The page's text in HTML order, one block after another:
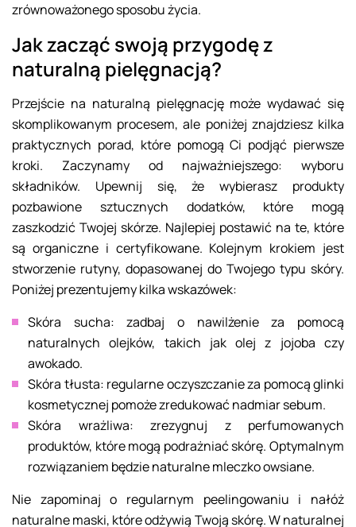
zrównoważonego sposobu życia.
Jak zacząć swoją przygodę z
naturalną pielęgnacją?
Przejście na naturalną pielęgnację może wydawać się
skomplikowanym procesem, ale poniżej znajdziesz kilka
praktycznych porad, które pomogą Ci podjąć pierwsze
kroki. Zaczynamy od najważniejszego: wyboru
składników. Upewnij się, że wybierasz produkty
pozbawione sztucznych dodatków, które mogą
zaszkodzić Twojej skórze. Najlepiej postawić na te, które
są organiczne i certyfikowane. Kolejnym krokiem jest
stworzenie rutyny, dopasowanej do Twojego typu skóry.
Poniżej prezentujemy kilka wskazówek:
Skóra sucha: zadbaj o nawilżenie za pomocą
naturalnych olejków, takich jak olej z jojoba czy
awokado.
Skóra tłusta: regularne oczyszczanie za pomocą glinki
kosmetycznej pomoże zredukować nadmiar sebum.
Skóra wrażliwa: zrezygnuj z perfumowanych
produktów, które mogą podrażniać skórę. Optymalnym
rozwiązaniem będzie naturalne mleczko owsiane.
Nie zapominaj o regularnym peelingowaniu i nałóż
naturalne maski, które odżywią Twoją skórę. W naturalnej